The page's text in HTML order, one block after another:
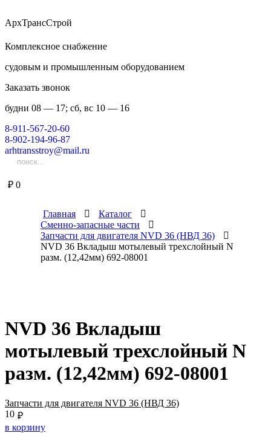
АрхТрансСтрой
Комплексное снабжение
судовым и промышленным оборудованием
Заказать звонок
будни 08 — 17; сб, вс 10 — 16
8-911-567-20-60
8-902-194-96-87
arhtransstroy@mail.ru
₽ 0
Главная
Каталог
Сменно-запасные части
Запчасти для двигателя NVD 36 (НВД 36)
NVD 36 Вкладыш мотылевый трехслойный N
разм. (12,42мм) 692-08001
NVD 36 Вкладыш
мотылевый трехслойный N
разм. (12,42мм) 692-08001
Запчасти для двигателя NVD 36 (НВД 36)
₽
10
в корзину